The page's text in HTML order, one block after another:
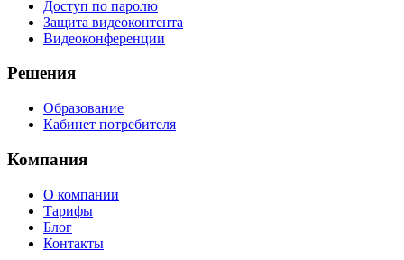
Доступ по паролю
Защита видеоконтента
Видеоконференции
Решения
Образование
Кабинет потребителя
Компания
О компании
Тарифы
Блог
Контакты